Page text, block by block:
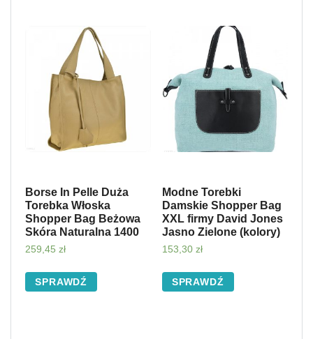
Borse In Pelle Duża
Torebka Włoska
Shopper Bag Beżowa
Skóra Naturalna 1400
259,45 zł
SPRAWDŹ
Modne Torebki
Damskie Shopper Bag
XXL firmy David Jones
Jasno Zielone (kolory)
153,30 zł
SPRAWDŹ